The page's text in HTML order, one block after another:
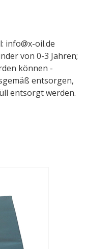
info@x-oil.de
von 0-3 Jahren;
können -
entsorgen,
entsorgt werden.